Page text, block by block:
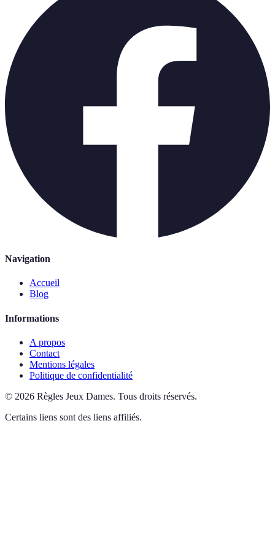
Navigation
Accueil
Blog
Informations
A propos
Contact
Mentions légales
Politique de confidentialité
© 2026 Règles Jeux Dames. Tous droits réservés.
Certains liens sont des liens affiliés.